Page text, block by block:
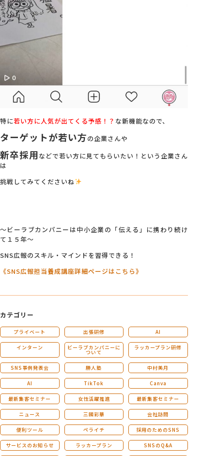
特に若い方に人気が出てくる予感！？ な新機能なので、
ターゲットが若い方の企業さんや
新卒採用などで若い方に見てもらいたい！という企業さん
は
挑戦してみてくださいね
～ビーラブカンパニーは中小企業の「伝える」に携わり続け
て１５年～
SNS広報のスキル・マインドを習得できる！
《SNS広報担当養成講座詳細ページはこちら》
カテゴリー
プライベート 出張研修 AI
インターン ビーラブカンパニーに
ついて
ラッカープラン研修
SNS事例発表会 勝人塾 中村美月
AI TikTok Canva
最新集客セミナー 女性活躍推進 最新集客セミナー
ニュース 三國彩華 会社訪問
便利ツール ペライチ 採用のためのSNS
サービスのお知らせ ラッカープラン SNSのQ&A